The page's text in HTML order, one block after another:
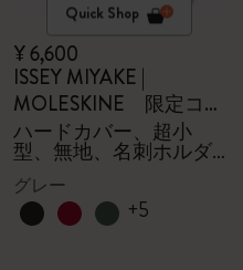
Quick Shop
¥ 6,600
ISSEY MIYAKE |
MOLESKINE 限定コレ
クション
ハードカバー、超小
型、無地、名刺ホルダ
ー - 箱付き
グレー
+5